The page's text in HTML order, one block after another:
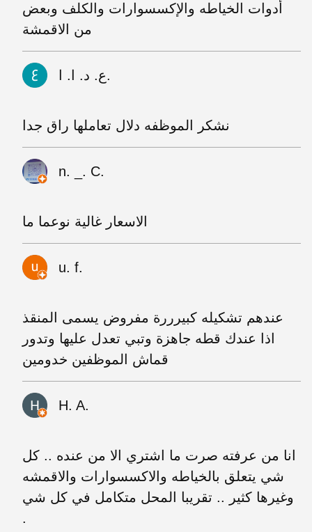
أدوات الخياطه والإكسسوارات والكلف وبعض
من الاقمشة
ع. د. ا. ا.
نشكر الموظفه دلال تعاملها راق جدا
n. _. C.
الاسعار غالية نوعما ما
u. f.
عندهم تشكيله كبيرررة مفروض يسمى المنقذ
اذا عندك قطه جاهزة وتبي تعدل عليها وتدور
قماش الموظفين خدومين
H. A.
انا من عرفته صرت ما اشتري الا من عنده .. كل
شي يتعلق بالخياطه والاكسسوارات والاقمشه
وغيرها كثير .. تقريبا المحل متكامل في كل شي
.